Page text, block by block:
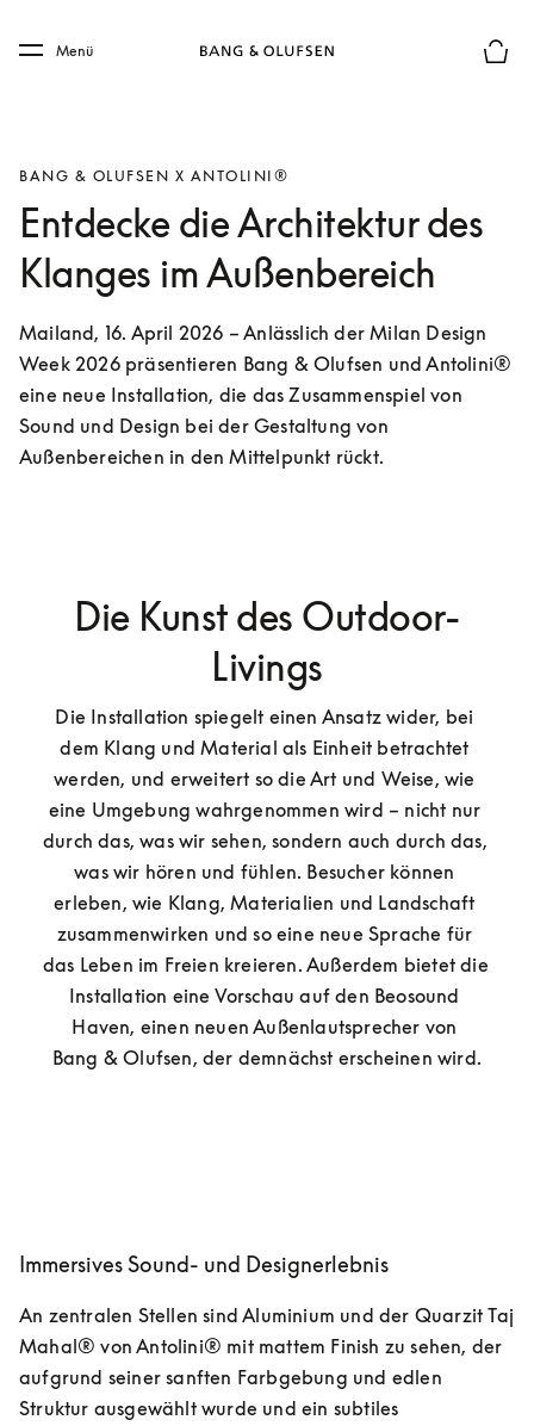
Skip to main footer
Menü
BANG & OLUFSEN X ANTOLINI®
Entdecke die Architektur des
Klanges im Außenbereich
Mailand, 16. April 2026 – Anlässlich der Milan Design
Week 2026 präsentieren Bang & Olufsen und Antolini®
eine neue Installation, die das Zusammenspiel von
Sound und Design bei der Gestaltung von
Außenbereichen in den Mittelpunkt rückt.
Die Kunst des Outdoor-
Livings
Die Installation spiegelt einen Ansatz wider, bei
dem Klang und Material als Einheit betrachtet
werden, und erweitert so die Art und Weise, wie
eine Umgebung wahrgenommen wird – nicht nur
durch das, was wir sehen, sondern auch durch das,
was wir hören und fühlen. Besucher können
erleben, wie Klang, Materialien und Landschaft
zusammenwirken und so eine neue Sprache für
das Leben im Freien kreieren. Außerdem bietet die
Installation eine Vorschau auf den Beosound
Haven, einen neuen Außenlautsprecher von
Bang & Olufsen, der demnächst erscheinen wird.
Immersives Sound- und Designerlebnis
An zentralen Stellen sind Aluminium und der Quarzit Taj
Mahal® von Antolini® mit mattem Finish zu sehen, der
aufgrund seiner sanften Farbgebung und edlen
Struktur ausgewählt wurde und ein subtiles